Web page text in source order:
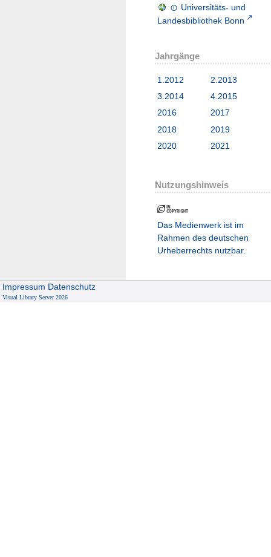
Universitäts- und
Landesbibliothek Bonn
Jahrgänge
1.2012
2.2013
3.2014
4.2015
2016
2017
2018
2019
2020
2021
Nutzungshinweis
Das Medienwerk ist im
Rahmen des deutschen
Urheberrechts nutzbar.
Impressum Datenschutz
Visual Library Server 2026